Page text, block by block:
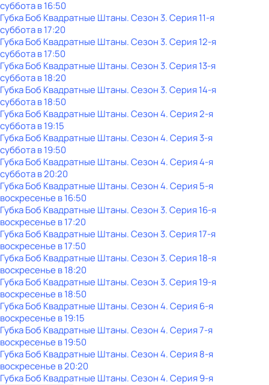
субботав16:50
Губка Боб Квадратные Штаны. Сезон 3. Серия 11-я
субботав17:20
Губка Боб Квадратные Штаны. Сезон 3. Серия 12-я
субботав17:50
Губка Боб Квадратные Штаны. Сезон 3. Серия 13-я
субботав18:20
Губка Боб Квадратные Штаны. Сезон 3. Серия 14-я
субботав18:50
Губка Боб Квадратные Штаны. Сезон 4. Серия 2-я
субботав19:15
Губка Боб Квадратные Штаны. Сезон 4. Серия 3-я
субботав19:50
Губка Боб Квадратные Штаны. Сезон 4. Серия 4-я
субботав20:20
Губка Боб Квадратные Штаны. Сезон 4. Серия 5-я
воскресенье в16:50
Губка Боб Квадратные Штаны. Сезон 3. Серия 16-я
воскресенье в17:20
Губка Боб Квадратные Штаны. Сезон 3. Серия 17-я
воскресенье в17:50
Губка Боб Квадратные Штаны. Сезон 3. Серия 18-я
воскресенье в18:20
Губка Боб Квадратные Штаны. Сезон 3. Серия 19-я
воскресенье в18:50
Губка Боб Квадратные Штаны. Сезон 4. Серия 6-я
воскресенье в19:15
Губка Боб Квадратные Штаны. Сезон 4. Серия 7-я
воскресенье в19:50
Губка Боб Квадратные Штаны. Сезон 4. Серия 8-я
воскресенье в20:20
Губка Боб Квадратные Штаны. Сезон 4. Серия 9-я